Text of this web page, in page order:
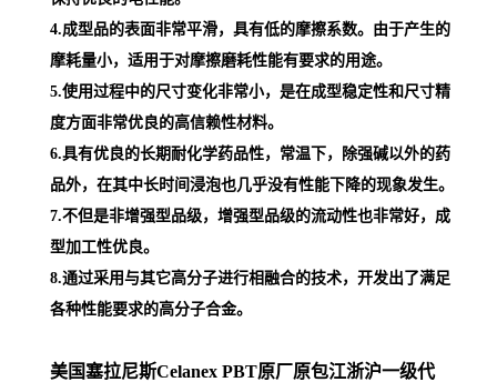
4.成型品的表面非常平滑，具有低的摩擦系数。由于产生的
摩耗量小，适用于对摩擦磨耗性能有要求的用途。
5.使用过程中的尺寸变化非常小，是在成型稳定性和尺寸精
度方面非常优良的高信赖性材料。
6.具有优良的长期耐化学药品性，常温下，除强碱以外的药
品外，在其中长时间浸泡也几乎没有性能下降的现象发生。
7.不但是非增强型品级，增强型品级的流动性也非常好，成
型加工性优良。
8.通过采用与其它高分子进行相融合的技术，开发出了满足
各种性能要求的高分子合金。
美国塞拉尼斯Celanex PBT原厂原包江浙沪一级代